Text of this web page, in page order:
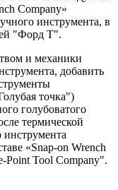
Company»
инструмента, в
"Форд Т".
и механики
добавить
точка")
голубоватого
термической
инструмента
«Snap-on Wrench
Point Tool Company".